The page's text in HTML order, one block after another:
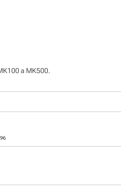
a MK500.